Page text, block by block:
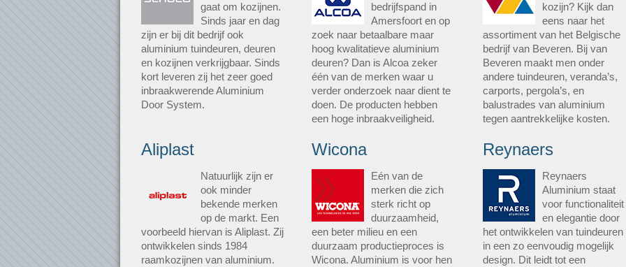
gaat om kozijnen.
Sinds jaar en dag
zijn er bij dit bedrijf ook
aluminium tuindeuren, deuren
en kozijnen verkrijgbaar. Sinds
kort leveren zij het zeer goed
inbraakwerende Aluminium
Door System.
bedrijfspand in
Amersfoort en op
zoek naar betaalbare maar
hoog kwalitatieve aluminium
deuren? Dan is Alcoa zeker
één van de merken waar u
verder onderzoek naar dient te
doen. De producten hebben
een hoge inbraakveiligheid.
kozijn? Kijk dan
eens naar het
assortiment van het Belgische
bedrijf van Beveren. Bij van
Beveren maakt men onder
andere tuindeuren, veranda’s,
carports, pergola’s, en
balustrades van aluminium
tegen aantrekkelijke kosten.
Aliplast
Natuurlijk zijn er
ook minder
bekende merken
op de markt. Een
voorbeeld hiervan is Aliplast. Zij
ontwikkelen sinds 1984
raamkozijnen van aluminium.
Wicona
Eén van de
merken die zich
sterk richt op
duurzaamheid,
een beter milieu en een
duurzaam productieproces is
Wicona. Aluminium is voor hen
Reynaers
Reynaers
Aluminium staat
voor functionaliteit
en elegantie door
het ontwikkelen van tuindeuren
in een zo eenvoudig mogelijk
design. Dit leidt tot een